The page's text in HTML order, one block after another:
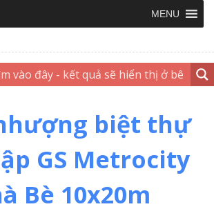
MENU
biệt thự
GS Metrocity
Bè 10x20m